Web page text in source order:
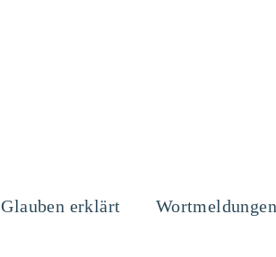
Glauben erklärt Wortmeldungen